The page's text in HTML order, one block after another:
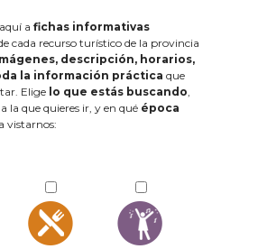
a fichas informativas
cada recurso turístico de la provincia
descripción, horarios,
la información práctica que
Elige lo que estás buscando,
a la que quieres ir, y en qué época
vistarnos: